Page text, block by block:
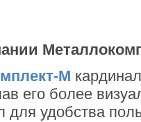
М
его более
удобства